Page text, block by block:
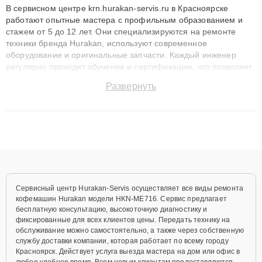
В сервисном центре krn.hurakan-servis.ru в Красноярске
работают опытные мастера с профильным образованием и
стажем от 5 до 12 лет. Они специализируются на ремонте
техники бренда Hurakan, используют современное
оборудование и оригинальные запчасти. Каждый инженер
регулярно проходит обучение и сертификацию, что позволяет
технику с сохранением гарантии до 3 лет. Наши мастера
Развернуть
Сервисный центр Hurakan-Servis осуществляет все виды ремонта
кофемашин Hurakan модели HKN-ME716. Сервис предлагает
бесплатную консультацию, высокоточную диагностику и
фиксированные для всех клиентов цены. Передать технику на
обслуживание можно самостоятельно, а также через собственную
службу доставки компании, которая работает по всему городу
Красноярск. Действует услуга выезда мастера на дом или офис в